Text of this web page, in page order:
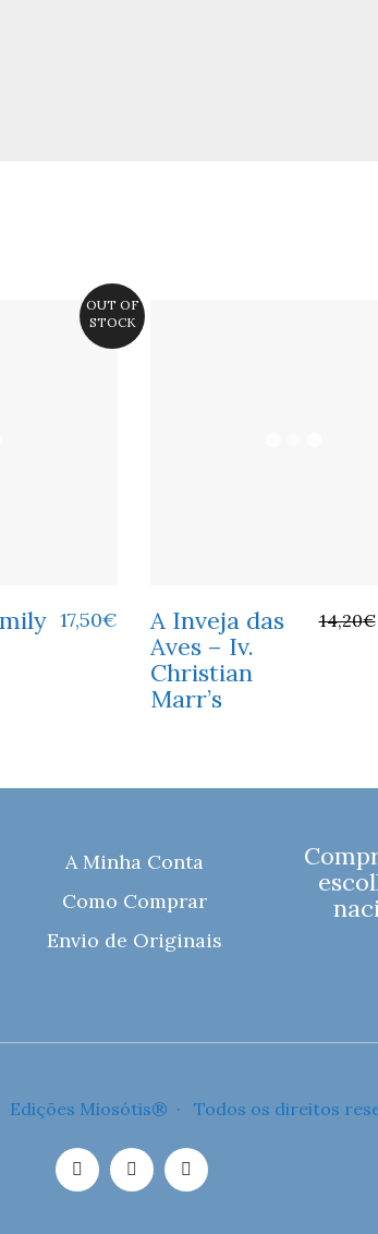
OUT OF
STOCK
17,50€
A Inveja das
Aves – Iv.
Christian
Marr’s
14,20€
A Minha Conta
Como Comprar
Envio de Originais
Miosótis® · Todos os direitos